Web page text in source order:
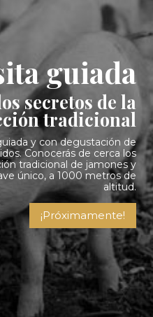
guiada
secretos de la
tradicional
y con degustación de
Conocerás de cerca los
tradicional de jamones y
único, a 1000 metros de
altitud.
¡Próximamente!